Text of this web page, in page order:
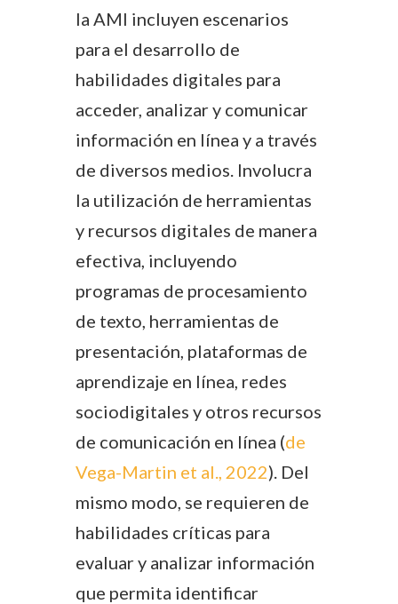
la AMI incluyen escenarios
para el desarrollo de
habilidades digitales para
acceder, analizar y comunicar
información en línea y a través
de diversos medios. Involucra
la utilización de herramientas
y recursos digitales de manera
efectiva, incluyendo
programas de procesamiento
de texto, herramientas de
presentación, plataformas de
aprendizaje en línea, redes
sociodigitales y otros recursos
de comunicación en línea (de
Vega-Martin et al., 2022). Del
mismo modo, se requieren de
habilidades críticas para
evaluar y analizar información
que permita identificar